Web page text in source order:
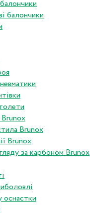
балончики
Brunox
Brunox
за карбоном Brunox
оснастки